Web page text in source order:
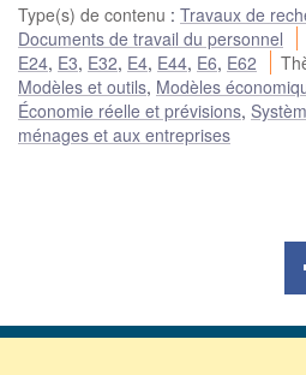
Type(s) de contenu : Travaux de
Documents de travail du personnel
E24, E3, E32, E4, E44, E6, E62
Modèles et outils, Modèles
Économie réelle et prévisions,
ménages et aux entreprises